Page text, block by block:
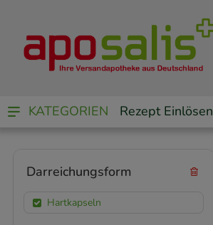
KATEGORIEN Rezept Einlösen
Darreichungsform
Hartkapseln